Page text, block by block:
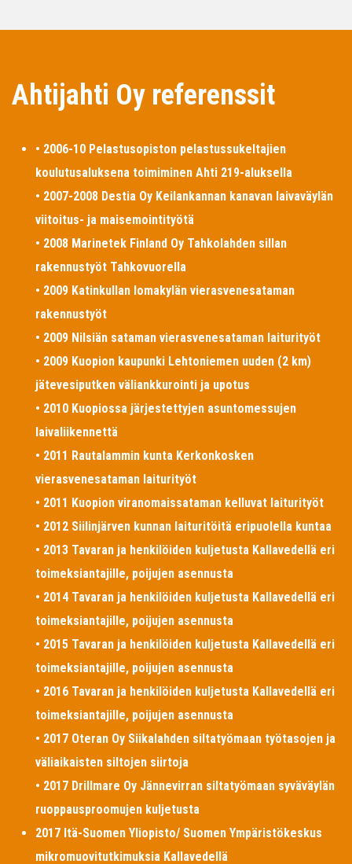
Ahtijahti Oy referenssit
• 2006-10 Pelastusopiston pelastussukeltajien
koulutusaluksena toimiminen Ahti 219-aluksella
• 2007-2008 Destia Oy Keilankannan kanavan laivaväylän
viitoitus- ja maisemointityötä
• 2008 Marinetek Finland Oy Tahkolahden sillan
rakennustyöt Tahkovuorella
• 2009 Katinkullan lomakylän vierasvenesataman
rakennustyöt
• 2009 Nilsiän sataman vierasvenesataman laiturityöt
• 2009 Kuopion kaupunki Lehtoniemen uuden (2 km)
jätevesiputken väliankkurointi ja upotus
• 2010 Kuopiossa järjestettyjen asuntomessujen
laivaliikennettä
• 2011 Rautalammin kunta Kerkonkosken
vierasvenesataman laiturityöt
• 2011 Kuopion viranomaissataman kelluvat laiturityöt
• 2012 Siilinjärven kunnan laituritöitä eripuolella kuntaa
• 2013 Tavaran ja henkilöiden kuljetusta Kallavedellä eri
toimeksiantajille, poijujen asennusta
• 2014 Tavaran ja henkilöiden kuljetusta Kallavedellä eri
toimeksiantajille, poijujen asennusta
• 2015 Tavaran ja henkilöiden kuljetusta Kallavedellä eri
toimeksiantajille, poijujen asennusta
• 2016 Tavaran ja henkilöiden kuljetusta Kallavedellä eri
toimeksiantajille, poijujen asennusta
• 2017 Oteran Oy Siikalahden siltatyömaan työtasojen ja
väliaikaisten siltojen siirtoja
• 2017 Drillmare Oy Jännevirran siltatyömaan syväväylän
ruoppausproomujen kuljetusta
2017 Itä-Suomen Yliopisto/ Suomen Ympäristökeskus
mikromuovitutkimuksia Kallavedellä